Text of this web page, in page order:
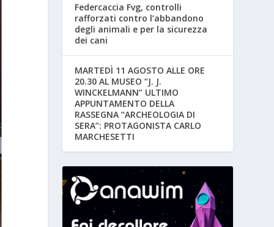
Federcaccia Fvg, controlli
rafforzati contro l’abbandono
degli animali e per la sicurezza
dei cani
MARTEDÌ 11 AGOSTO ALLE ORE
20.30 AL MUSEO “J. J.
WINCKELMANN” ULTIMO
APPUNTAMENTO DELLA
RASSEGNA “ARCHEOLOGIA DI
SERA”: PROTAGONISTA CARLO
MARCHESETTI